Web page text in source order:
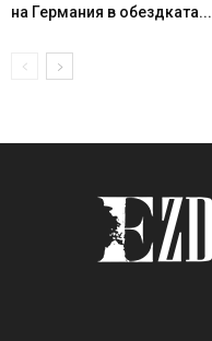
на Германия в обездката...